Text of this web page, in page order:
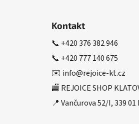
Kontakt
📞 +420 376 382 946
📞 +420 777 140 675
✉️ info@rejoice-kt.cz
🏬 REJOICE SHOP
📍 Vančurova 52/I, 339